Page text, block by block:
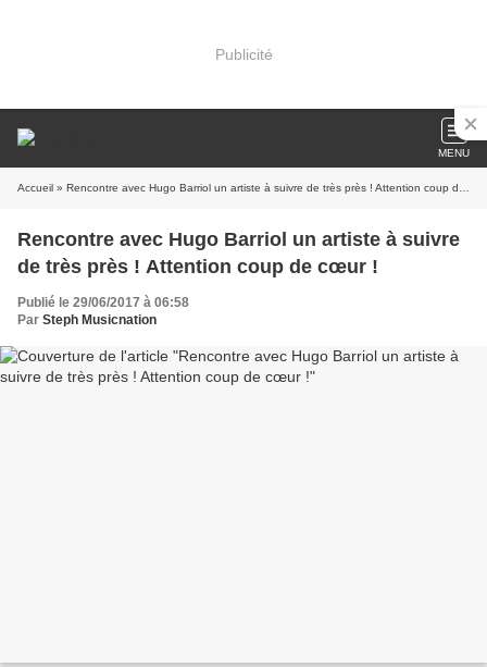
Publicité
MENU
Accueil » Rencontre avec Hugo Barriol un artiste à suivre de très près ! Attention coup de cœur !
Rencontre avec Hugo Barriol un artiste à suivre
de très près ! Attention coup de cœur !
Publié le 29/06/2017 à 06:58
Par Steph Musicnation